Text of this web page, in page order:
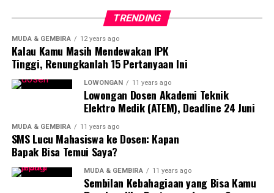
TRENDING
MUDA & GEMBIRA 12 years ago
Kalau Kamu Masih Mendewakan IPK
Tinggi, Renungkanlah 15 Pertanyaan Ini
LOWONGAN 11 years ago
Lowongan Dosen Akademi Teknik
Elektro Medik (ATEM), Deadline 24 Juni
MUDA & GEMBIRA 11 years ago
SMS Lucu Mahasiswa ke Dosen: Kapan
Bapak Bisa Temui Saya?
MUDA & GEMBIRA 11 years ago
Sembilan Kebahagiaan yang Bisa Kamu